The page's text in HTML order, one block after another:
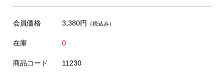
会員価格 3,380円 （税込み）
在庫 0
商品コード 11230